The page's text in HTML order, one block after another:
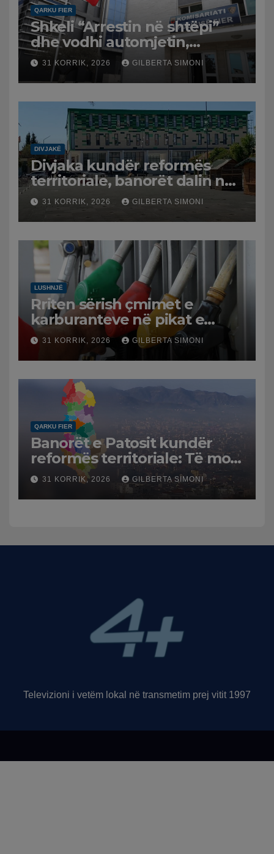
QARKU FIER
Shkeli “Arrestin në shtëpi”
dhe vodhi automjetin,
arrestohet 43-vjeçari
31 KORRIK, 2026 GILBERTA SIMONI
DIVJAKË
Divjaka kundër reformës
territoriale, banorët dalin në
protestë.
31 KORRIK, 2026 GILBERTA SIMONI
LUSHNJË
Rriten sërish çmimet e
karburanteve në pikat e
karburanteve në Lushnjë.
Tensionet në Lindjen e
Mesme shtrenjtojnë naftën
dhe benzinën në vend
31 KORRIK, 2026 GILBERTA SIMONI
QARKU FIER
Banorët e Patosit kundër
reformës territoriale: Të mos
humbasim identitetin e
qytetit
31 KORRIK, 2026 GILBERTA SIMONI
Televizioni i vetëm lokal në transmetim prej vitit 1997